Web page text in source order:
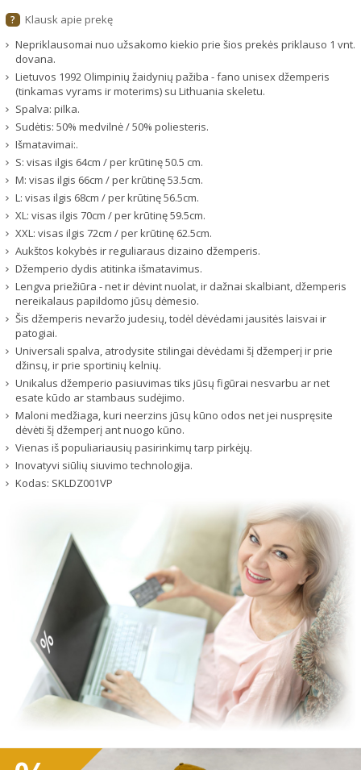
?
Klausk apie prekę
Nepriklausomai nuo užsakomo kiekio prie šios prekės priklauso 1 vnt.
dovana.
Lietuvos 1992 Olimpinių žaidynių pažiba - fano unisex džemperis
(tinkamas vyrams ir moterims) su Lithuania skeletu.
Spalva: pilka.
Sudėtis: 50% medvilnė / 50% poliesteris.
Išmatavimai:.
S: visas ilgis 64cm / per krūtinę 50.5 cm.
M: visas ilgis 66cm / per krūtinę 53.5cm.
L: visas ilgis 68cm / per krūtinę 56.5cm.
XL: visas ilgis 70cm / per krūtinę 59.5cm.
XXL: visas ilgis 72cm / per krūtinę 62.5cm.
Aukštos kokybės ir reguliaraus dizaino džemperis.
Džemperio dydis atitinka išmatavimus.
Lengva priežiūra - net ir dėvint nuolat, ir dažnai skalbiant, džemperis
nereikalaus papildomo jūsų dėmesio.
Šis džemperis nevaržo judesių, todėl dėvėdami jausitės laisvai ir
patogiai.
Universali spalva, atrodysite stilingai dėvėdami šį džemperį ir prie
džinsų, ir prie sportinių kelnių.
Unikalus džemperio pasiuvimas tiks jūsų figūrai nesvarbu ar net
esate kūdo ar stambaus sudėjimo.
Maloni medžiaga, kuri neerzins jūsų kūno odos net jei nuspręsite
dėvėti šį džemperį ant nuogo kūno.
Vienas iš populiariausių pasirinkimų tarp pirkėjų.
Inovatyvi siūlių siuvimo technologija.
Kodas: SKLDZ001VP